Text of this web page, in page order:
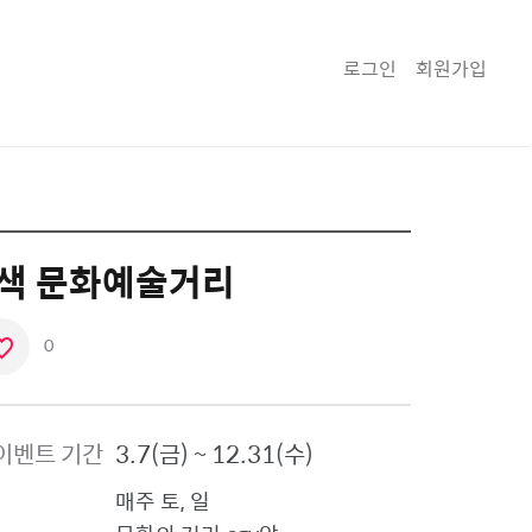
로그인 회원가입
문화예술거리
0
벤트 기간 3.7(금) ~ 12.31(수)
매주 토, 일